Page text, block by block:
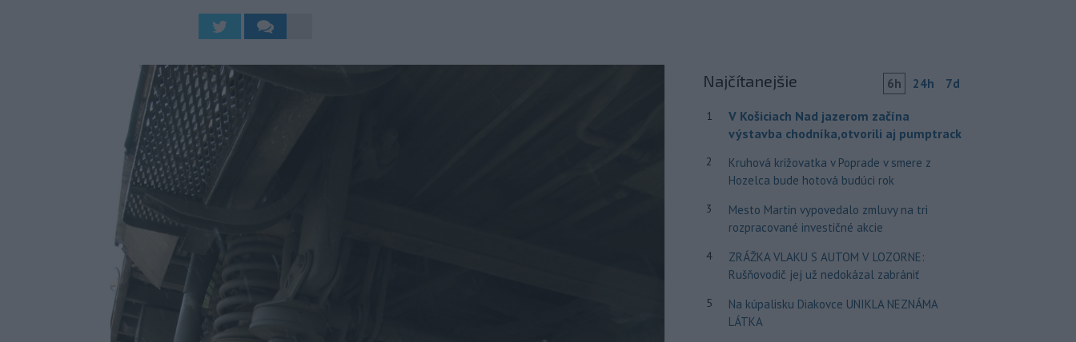
Najčítanejšie 6h 24h 7d
1
V Košiciach Nad jazerom začína
výstavba chodníka,otvorili aj pumptrack
2
Kruhová križovatka v Poprade v smere z
Hozelca bude hotová budúci rok
3
Mesto Martin vypovedalo zmluvy na tri
rozpracované investičné akcie
4
ZRÁŽKA VLAKU S AUTOM V LOZORNE:
Rušňovodič jej už nedokázal zabrániť
5
Na kúpalisku Diakovce UNIKLA NEZNÁMA
LÁTKA